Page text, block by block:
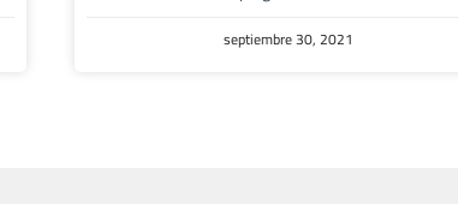
septiembre 30, 2021